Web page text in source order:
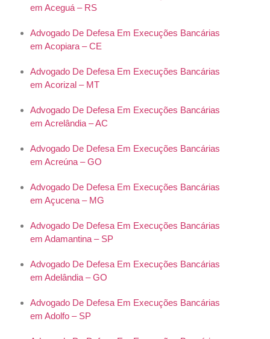
em Aceguá – RS
Advogado De Defesa Em Execuções Bancárias
em Acopiara – CE
Advogado De Defesa Em Execuções Bancárias
em Acorizal – MT
Advogado De Defesa Em Execuções Bancárias
em Acrelândia – AC
Advogado De Defesa Em Execuções Bancárias
em Acreúna – GO
Advogado De Defesa Em Execuções Bancárias
em Açucena – MG
Advogado De Defesa Em Execuções Bancárias
em Adamantina – SP
Advogado De Defesa Em Execuções Bancárias
em Adelândia – GO
Advogado De Defesa Em Execuções Bancárias
em Adolfo – SP